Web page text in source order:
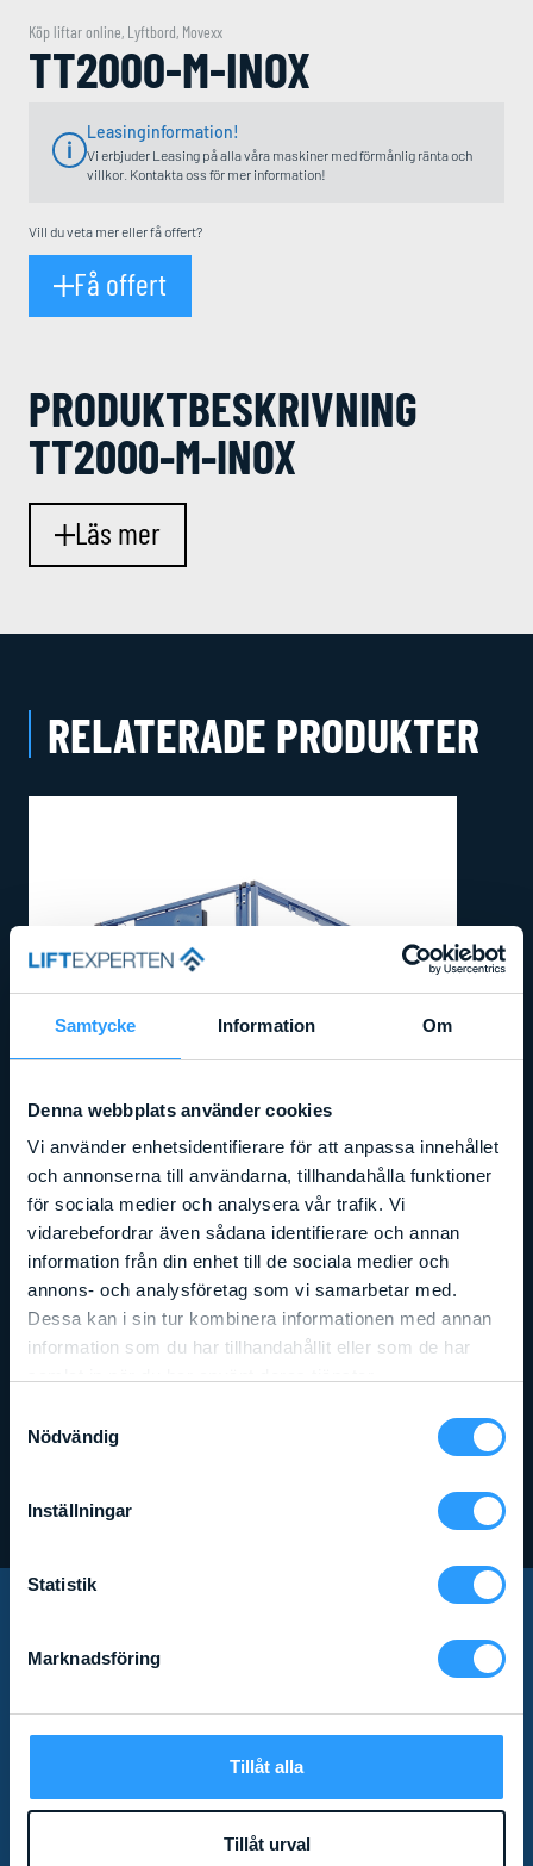
Samtycke Information Om
Denna webbplats använder cookies
Vi använder enhetsidentifierare för att anpassa innehållet
och annonserna till användarna, tillhandahålla funktioner
för sociala medier och analysera vår trafik. Vi
vidarebefordrar även sådana identifierare och annan
information från din enhet till de sociala medier och
annons- och analysföretag som vi samarbetar med.
Dessa kan i sin tur kombinera informationen med annan
information som du har tillhandahållit eller som de har
Nödvändig
Inställningar
Statistik
Marknadsföring
Tillåt alla
Tillåt urval
Köp liftar online, Lyftbord, Movexx
TT2000-M-INOX
Leasinginformation!
Vi erbjuder Leasing på alla våra maskiner med förmånlig ränta och
villkor. Kontakta oss för mer information!
Vill du veta mer eller få offert?
Få offert
PRODUKT­BESKRIVNING
TT2000-M-INOX
Läs mer
RELATERADE PRODUKTER
GENIE 2669 DC (GS2669 DC)
PRENUMERERA PÅ VÅRT
NYHETSBREV!
Missa inga nyheter! Som prenumerant av vårt
specialerbjudanden direkt i mailkorgen.